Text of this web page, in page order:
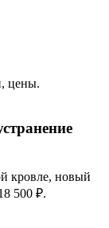
цены.
кровле, новый
500 ₽.